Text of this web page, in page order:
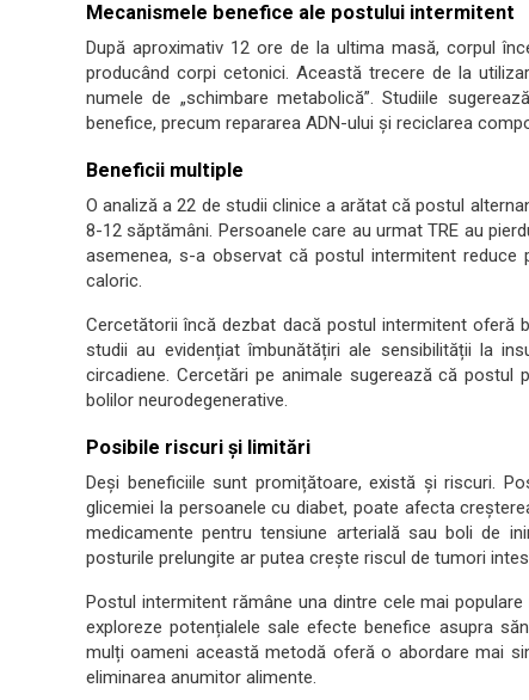
Mecanismele benefice ale postului intermitent
După aproximativ 12 ore de la ultima masă, corpul
producând corpi cetonici. Această trecere de la
numele de „schimbare metabolică”. Studiile
benefice, precum repararea ADN-ului și reciclarea
Beneficii multiple
O analiză a 22 de studii clinice a arătat că postul
8-12 săptămâni. Persoanele care au urmat TRE au
asemenea, s-a observat că postul intermitent
caloric.
Cercetătorii încă dezbat dacă postul intermitent oferă
studii au evidențiat îmbunătățiri ale sensibilității la
circadiene. Cercetări pe animale sugerează că
bolilor neurodegenerative.
Posibile riscuri și limitări
Deși beneficiile sunt promițătoare, există și riscuri.
glicemiei la persoanele cu diabet, poate afecta
medicamente pentru tensiune arterială sau boli de
posturile prelungite ar putea crește riscul de tumori
Postul intermitent rămâne una dintre cele mai
exploreze potențialele sale efecte benefice asupra
mulți oameni această metodă oferă o abordare mai
eliminarea anumitor alimente.